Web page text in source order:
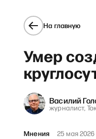
На главную
Умер
Василий
журналист,
Мнения 25 мая 2026